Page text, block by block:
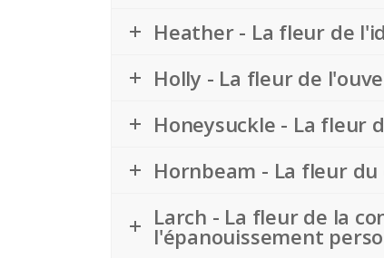
Heather - La fleur de
Holly - La fleur de
Honeysuckle - La fleur
Hornbeam - La fleur
Larch - La fleur de la
l'épanouissement